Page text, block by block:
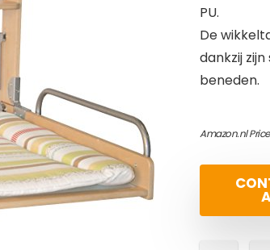
PU.
De
dankzij
beneden.
Amazon.nl